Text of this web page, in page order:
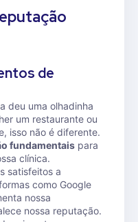
de
deu uma olhadinha
um restaurante ou
isso não é diferente.
fundamentais para
clínica.
satisfeitos a
como Google
nossa
nossa reputação.